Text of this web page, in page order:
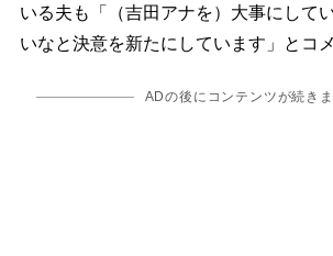
いる夫も「（吉田アナを）大事にして
いなと決意を新たにしています」とコメ
ADの後にコンテンツが続き